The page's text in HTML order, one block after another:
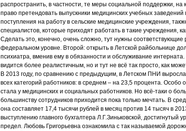
распространить, в частности, те меры социальной поддержки,
право претендовать выпускники медицинских учебных заведений
поступления на работу в сельские медицинские учреждения,
специалистов, которые приходят работать в такие учреждения,
Сделать это, конечно, очень сложно, тут нужны
федеральном уровне. Второй: открыть в Летской райбольнице
психиатра, вменив ему в обязанности и обслуживание
видится более реалистичным, но и тут не всё так просто, как
В 2013 году, по сравнению с предыдущим, в Летском ПНИ
всех категорий работников: в среднем – на 23,5 процента. Особо
стала у медицинских и социальных работников. Но всё-таки о
большинству сотрудников приходится пока только мечтать. В
она составляет 17,4 тысячи рублей в месяц против 14 тысяч в
выступлению главного бухгалтера Л.Г.Зиньковской, достигнутый
предел. Любовь Григорьевна ознакомила с так называемой